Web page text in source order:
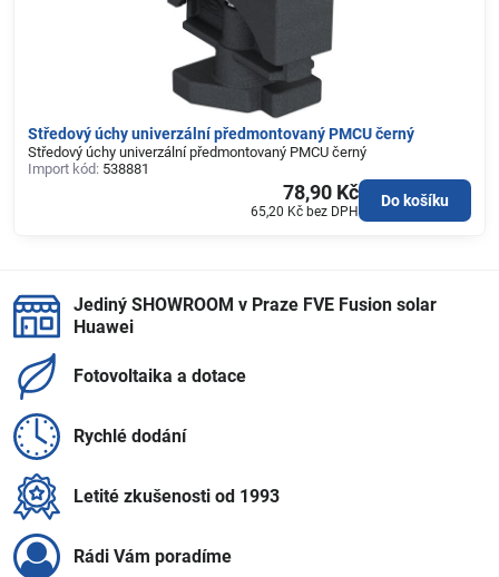
Středový úchy univerzální předmontovaný PMCU černý
Středový úchy univerzální předmontovaný PMCU černý
Import kód: 538881
78,90 Kč
65,20 Kč bez DPH
Do košíku
Jediný SHOWROOM v Praze FVE Fusion solar
Huawei
Fotovoltaika a dotace
Rychlé dodání
Letité zkušenosti od 1993
Rádi Vám poradíme